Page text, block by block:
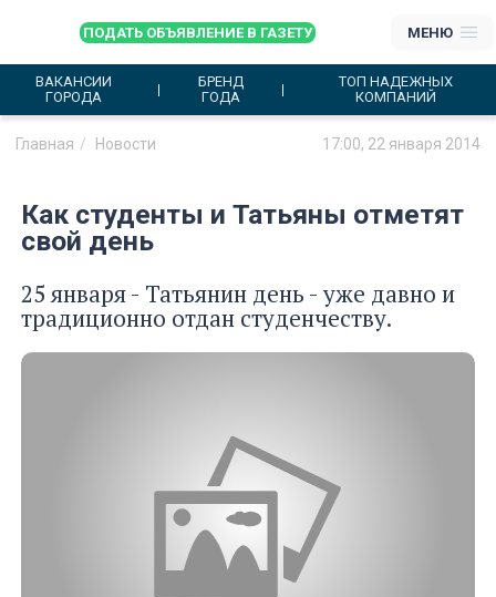
ПОДАТЬ ОБЪЯВЛЕНИЕ В ГАЗЕТУ МЕНЮ
ВАКАНСИИ
ГОРОДА
БРЕНД
ГОДА
ТОП НАДЕЖНЫХ
КОМПАНИЙ
Главная Новости 17:00, 22 января 2014
Как студенты и Татьяны отметят
свой день
25 января - Татьянин день - уже давно и
традиционно отдан студенчеству.